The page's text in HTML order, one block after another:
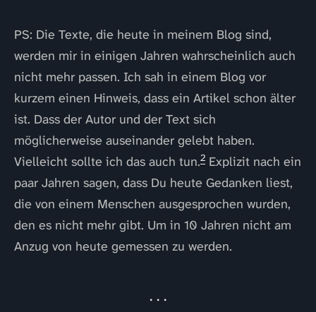
PS: Die Texte, die heute in meinem Blog sind,
werden mir in einigen Jahren wahrscheinlich auch
nicht mehr passen. Ich sah in einem Blog vor
kurzem einen Hinweis, dass ein Artikel schon älter
ist. Dass der Autor und der Text sich
möglicherweise auseinander gelebt haben.
Vielleicht sollte ich das auch tun.2 Explizit nach ein
paar Jahren sagen, dass Du heute Gedanken liest,
die von einem Menschen ausgesprochen wurden,
den es nicht mehr gibt. Um in 10 Jahren nicht am
Anzug von heute gemessen zu werden.